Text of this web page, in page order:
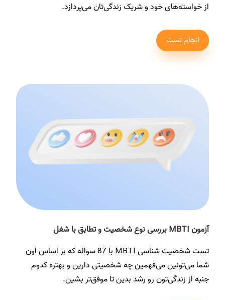
از خواسته‌های خود و شریک زندگی‌تان می‌پردازد.
انجام تست
آزمون MBTI بررسی نوع شخصیت و تطابق با شغل
تست شخصیت شناسی MBTI با 87 سواله که بر اساس اون
شما می‌تونین می‌فهمین چه شخصیتی دارین و بهتره کدوم
جنبه از زندگی‌تون رو رشد بدین تا موفق‌تر بشین.